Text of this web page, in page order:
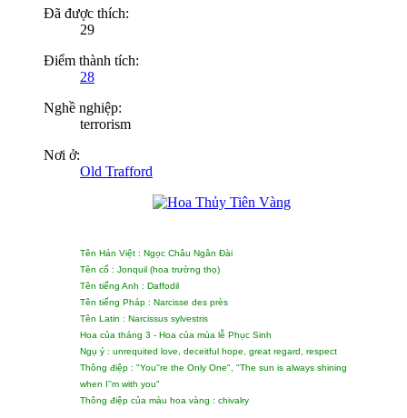
Đã được thích:
29
Điểm thành tích:
28
Nghề nghiệp:
terrorism
Nơi ở:
Old Trafford
Tên Hán Việt : Ngọc Châu Ngân Đài
Tên cổ : Jonquil (hoa trường thọ)
Tên tiếng Anh : Daffodil
Tên tiếng Pháp : Narcisse des près
Tên Latin : Narcissus sylvestris
Hoa của tháng 3 - Hoa của mùa lễ Phục Sinh
Ngụ ý : unrequited love, deceitful hope, great regard, respect
Thông điệp : "You''re the Only One", "The sun is always shining
when I''m with you"
Thông điệp của màu hoa vàng : chivalry